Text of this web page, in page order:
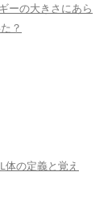
ーの大きさにあら
？
の定義と覚え